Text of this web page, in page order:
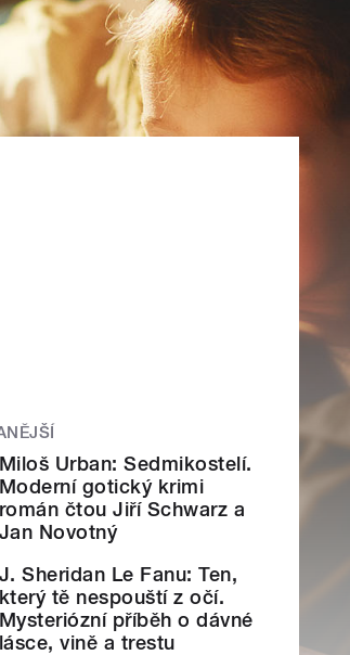
Miloš Urban: Sedmikostelí.
Moderní gotický krimi
román čtou Jiří Schwarz a
Jan Novotný
J. Sheridan Le Fanu: Ten,
který tě nespouští z očí.
Mysteriózní příběh o dávné
lásce, vině a trestu